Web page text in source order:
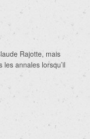
Rajotte, mais
annales lorsqu’il